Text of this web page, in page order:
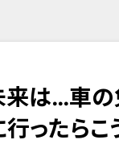
は…車
ったらこ